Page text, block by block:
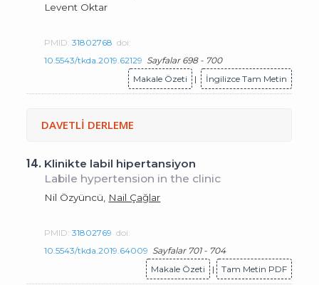
Levent Oktar
PMID:31802768 doi:
10.5543/tkda.2019.62129 Sayfalar 698 - 700
Makale Özeti
| İngilizce Tam Metin
DAVETLİ DERLEME
14. Klinikte labil hipertansiyon
Labile hypertension in the clinic
Nil Özyüncü, Nail Çağlar
PMID:31802769 doi:
10.5543/tkda.2019.64009 Sayfalar 701 - 704
Makale Özeti
| Tam Metin PDF